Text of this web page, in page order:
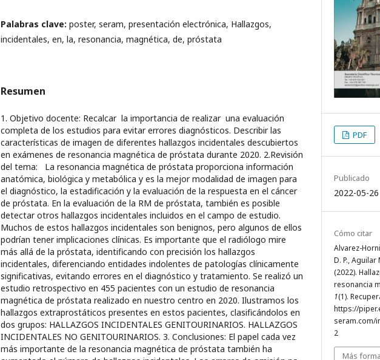
Palabras clave: poster, seram, presentación electrónica, Hallazgos,
incidentales, en, la, resonancia, magnética, de, próstata
Resumen
1. Objetivo docente: Recalcar la importancia de realizar una evaluación
completa de los estudios para evitar errores diagnósticos. Describir las
características de imagen de diferentes hallazgos incidentales descubiertos
en exámenes de resonancia magnética de próstata durante 2020. 2.Revisión
del tema: La resonancia magnética de próstata proporciona información
anatómica, biológica y metabólica y es la mejor modalidad de imagen para
el diagnóstico, la estadificación y la evaluación de la respuesta en el cáncer
de próstata. En la evaluación de la RM de próstata, también es posible
detectar otros hallazgos incidentales incluidos en el campo de estudio.
Muchos de estos hallazgos incidentales son benignos, pero algunos de ellos
podrían tener implicaciones clínicas. Es importante que el radiólogo mire
más allá de la próstata, identificando con precisión los hallazgos
incidentales, diferenciando entidades indolentes de patologías clínicamente
significativas, evitando errores en el diagnóstico y tratamiento. Se realizó un
estudio retrospectivo en 455 pacientes con un estudio de resonancia
magnética de próstata realizado en nuestro centro en 2020. Ilustramos los
hallazgos extraprostáticos presentes en estos pacientes, clasificándolos en
dos grupos: HALLAZGOS INCIDENTALES GENITOURINARIOS. HALLAZGOS
INCIDENTALES NO GENITOURINARIOS. 3. Conclusiones: El papel cada vez
más importante de la resonancia magnética de próstata también ha
PDF
Publicado
2022-05-26
Cómo citar
Alvarez-
D. P., Aguilar
(2022).
resonancia
1(1).
https://
seram.com/
2
Más